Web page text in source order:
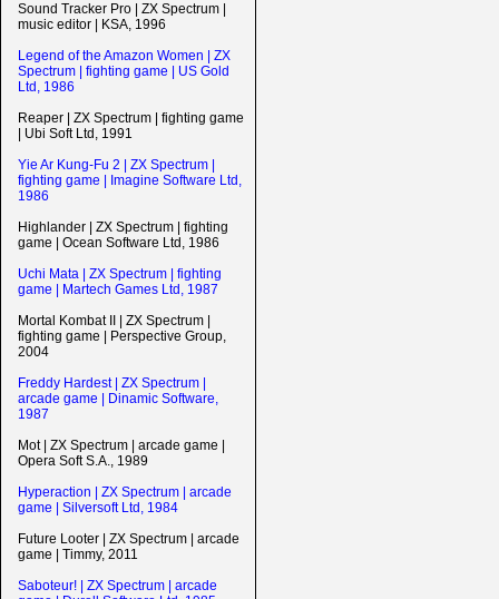
Sound Tracker Pro | ZX Spectrum |
music editor | KSA, 1996
Legend of the Amazon Women | ZX
Spectrum | fighting game | US Gold
Ltd, 1986
Reaper | ZX Spectrum | fighting game
| Ubi Soft Ltd, 1991
Yie Ar Kung-Fu 2 | ZX Spectrum |
fighting game | Imagine Software Ltd,
1986
Highlander | ZX Spectrum | fighting
game | Ocean Software Ltd, 1986
Uchi Mata | ZX Spectrum | fighting
game | Martech Games Ltd, 1987
Mortal Kombat II | ZX Spectrum |
fighting game | Perspective Group,
2004
Freddy Hardest | ZX Spectrum |
arcade game | Dinamic Software,
1987
Mot | ZX Spectrum | arcade game |
Opera Soft S.A., 1989
Hyperaction | ZX Spectrum | arcade
game | Silversoft Ltd, 1984
Future Looter | ZX Spectrum | arcade
game | Timmy, 2011
Saboteur! | ZX Spectrum | arcade